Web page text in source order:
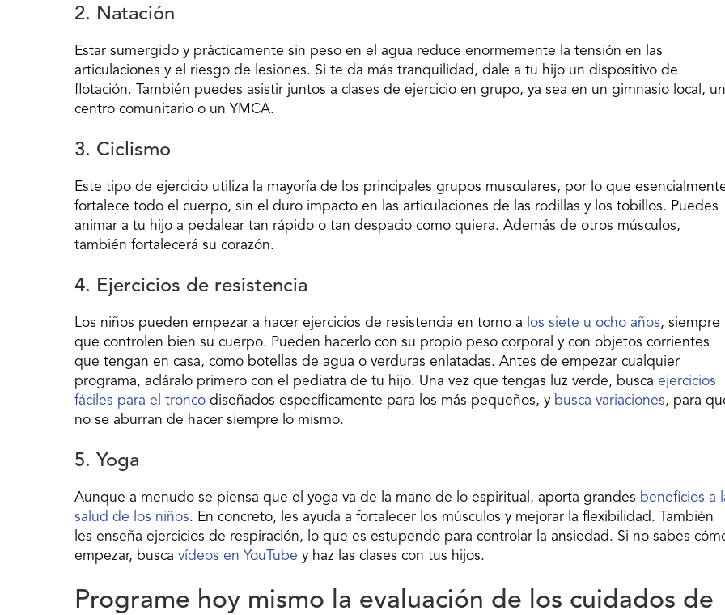
2. Natación
Estar sumergido y prácticamente sin peso en el agua reduce enormemente la tensión en las
articulaciones y el riesgo de lesiones. Si te da más tranquilidad, dale a tu hijo un dispositivo de
flotación. También puedes asistir juntos a clases de ejercicio en grupo, ya sea en un gimnasio local, un
centro comunitario o un YMCA.
3. Ciclismo
Este tipo de ejercicio utiliza la mayoría de los principales grupos musculares, por lo que
fortalece todo el cuerpo, sin el duro impacto en las articulaciones de las rodillas y los tobillos. Puedes
animar a tu hijo a pedalear tan rápido o tan despacio como quiera. Además de otros músculos,
también fortalecerá su corazón.
4. Ejercicios de resistencia
Los niños pueden empezar a hacer ejercicios de resistencia en torno a los siete u ocho años, siempre
que controlen bien su cuerpo. Pueden hacerlo con su propio peso corporal y con objetos corrientes
que tengan en casa, como botellas de agua o verduras enlatadas. Antes de empezar cualquier
programa, acláralo primero con el pediatra de tu hijo. Una vez que tengas luz verde, busca ejercicios
fáciles para el tronco diseñados específicamente para los más pequeños, y busca variaciones, para
no se aburran de hacer siempre lo mismo.
5. Yoga
Aunque a menudo se piensa que el yoga va de la mano de lo espiritual, aporta grandes beneficios a
salud de los niños. En concreto, les ayuda a fortalecer los músculos y mejorar la flexibilidad. También
les enseña ejercicios de respiración, lo que es estupendo para controlar la ansiedad. Si no sabes
empezar, busca vídeos en YouTube y haz las clases con tus hijos.
Programe hoy mismo la evaluación de los cuidados de